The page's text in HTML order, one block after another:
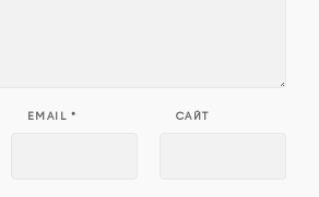
EMAIL* САЙТ